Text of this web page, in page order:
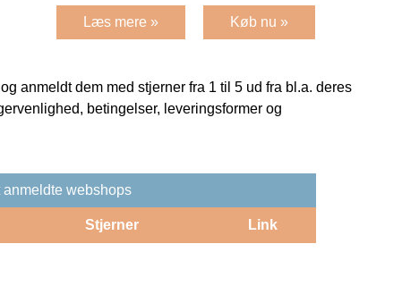
Læs mere » Køb nu »
anmeldt dem med stjerner fra 1 til 5 ud fra bl.a. deres
betingelser, leveringsformer og
anmeldte webshops
Stjerner Link